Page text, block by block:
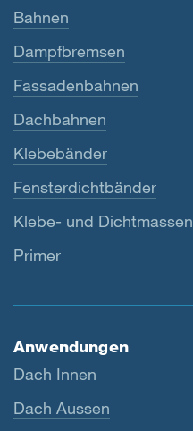
Bahnen
Dampfbremsen
Fassadenbahnen
Dachbahnen
Klebebänder
Fensterdichtbänder
Klebe- und Dichtmassen
Primer
Anwendungen
Dach Innen
Dach Aussen